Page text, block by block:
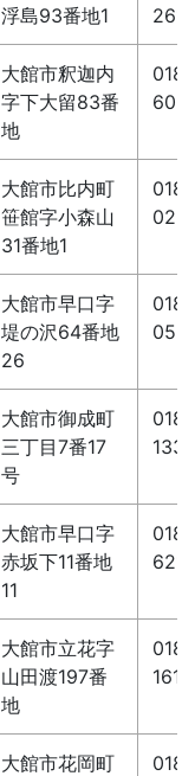
浮島93番地1
2612
大館市釈迦内
字下大留83番
地
大館市比内町
笹館字小森山
31番地1
大館市早口字
堤の沢64番地
26
大館市御成町
三丁目7番17
号
1331
大館市早口字
赤坂下11番地
11
6218
大館市立花字
山田渡197番
地
1619
大館市花岡町